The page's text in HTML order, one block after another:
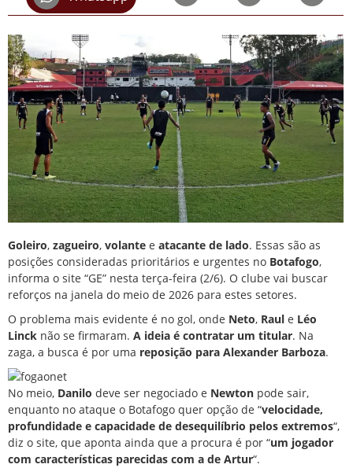
Goleiro, zagueiro, volante e atacante de lado. Essas são as
posições consideradas prioritários e urgentes no Botafogo,
informa o site “GE” nesta terça-feira (2/6). O clube vai buscar
reforços na janela do meio de 2026 para estes setores.
O problema mais evidente é no gol, onde Neto, Raul e Léo
Linck não se firmaram. A ideia é contratar um titular. Na
zaga, a busca é por uma reposição para Alexander Barboza.
No meio, Danilo deve ser negociado e Newton pode sair,
enquanto no ataque o Botafogo quer opção de “velocidade,
profundidade e capacidade de desequilíbrio pelos extremos“,
diz o site, que aponta ainda que a procura é por “um jogador
com características parecidas com a de Artur“.